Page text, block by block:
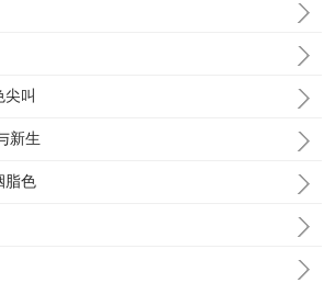
叫
新生
脂色